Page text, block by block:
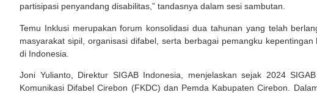
partisipasi penyandang disabilitas,” tandasnya dalam sesi sambutan.
Temu Inklusi merupakan forum konsolidasi dua tahunan yang telah
masyarakat sipil, organisasi difabel, serta berbagai pemangku
di Indonesia.
Joni Yulianto, Direktur SIGAB Indonesia, menjelaskan sejak 2024
Komunikasi Difabel Cirebon (FKDC) dan Pemda Kabupaten Cirebon.